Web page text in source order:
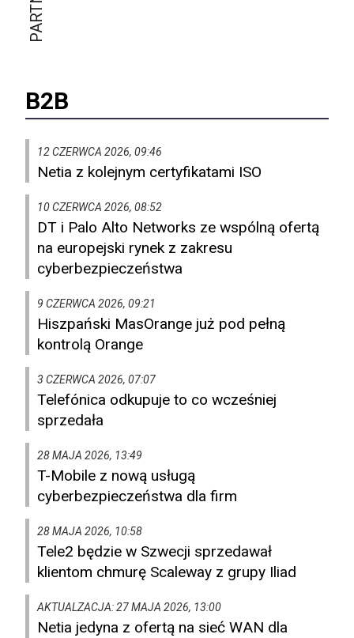
B2B
12 CZERWCA 2026, 09:46
Netia z kolejnym certyfikatami ISO
10 CZERWCA 2026, 08:52
DT i Palo Alto Networks ze wspólną ofertą
na europejski rynek z zakresu
cyberbezpieczeństwa
9 CZERWCA 2026, 09:21
Hiszpański MasOrange już pod pełną
kontrolą Orange
3 CZERWCA 2026, 07:07
Telefónica odkupuje to co wcześniej
sprzedała
28 MAJA 2026, 13:49
T-Mobile z nową usługą
cyberbezpieczeństwa dla firm
28 MAJA 2026, 10:58
Tele2 będzie w Szwecji sprzedawał
klientom chmurę Scaleway z grupy Iliad
AKTUALZACJA: 27 MAJA 2026, 13:00
Netia jedyna z ofertą na sieć WAN dla